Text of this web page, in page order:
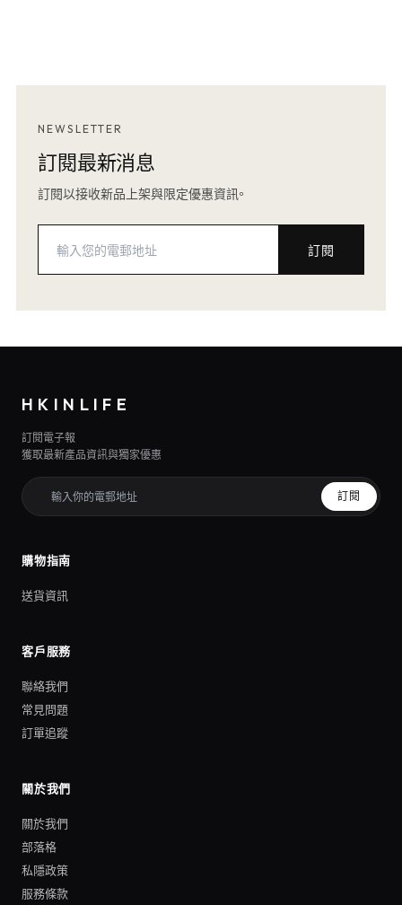
NEWSLETTER
訂閱最新消息
訂閱以接收新品上架與限定優惠資訊。
訂閱
HKINLIFE
訂閱電子報
獲取最新產品資訊與獨家優惠
訂閱
購物指南
送貨資訊
客戶服務
聯絡我們
常見問題
訂單追蹤
關於我們
關於我們
部落格
私隱政策
服務條款